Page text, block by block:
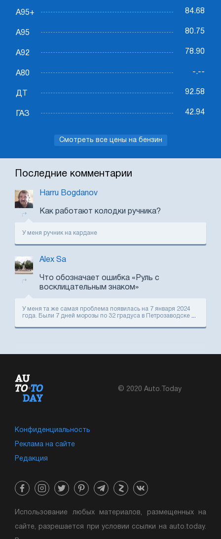
А95+ 84.68
А95 80.75
А92 78.90
А80 -.--
ДТ 92.58
ГАЗ 42.94
Смотреть все цены на бензин
Последние комментарии
Harru Bogdanov
Как работают колодки ручника?
У меня ручник на кардане
Alex Sa
Что обозначает ошибка «Руль с
восклицательным знаком»
У меня та же самая проблема появилась на 7 января 2024
года. Были 7 дней морозы по 32 градуса в Петрозаводске
© 2020 Auto.Today
Конфиденциальность
Реклама на сайте
Редакция
Использование любых материалов, размещенных на
сайте, разрешается при условии ссылки на auto.today.